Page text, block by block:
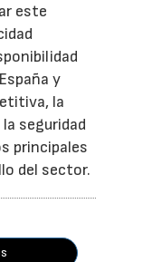
este
y
la
seguridad
principales
del sector.